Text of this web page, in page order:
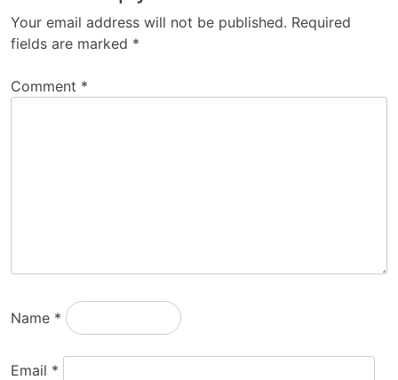
Your email address will not be published. Required
fields are marked *
Comment *
Name *
Email *